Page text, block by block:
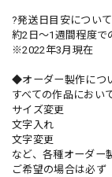
?発送日目安について
約2日〜1週間程度で
※2022年3月現在
◆オーダー製作につ
すべての作品におい
サイズ変更
文字入れ
文字変更
など、各種オーダー
ご希望の場合は必ず